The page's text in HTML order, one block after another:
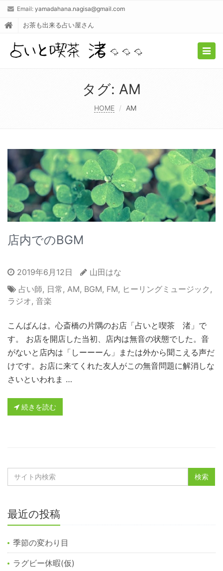
Email: yamadahana.nagisa@gmail.com
お茶も出来る占い屋さん
タグ: AM
HOME AM
店内でのBGM
2019年6月12日
山田はな
占い師, 日常 , AM, BGM, FM, ヒーリングミュージック ,
ラジオ , 音楽
こんばんは。心斎橋の片隅のお店「占いと喫茶 渚」で
す。 お店を開店した当初、店内は無音の状態でした。音
がないと店内は「しーーーん」または外から聞こえる声だ
けです。お店に来てくれた友人がこの無音問題に解消しな
さいといわれま …
続きを読む
最近の投稿
季節の変わり目
ラグビー休暇(仮)